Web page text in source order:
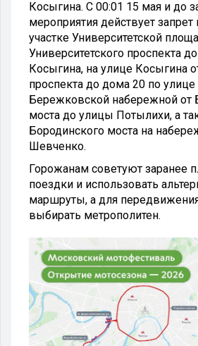
Косыгина. С 00:01 15 мая и до
мероприятия действует запрет
участке Университетской
Университетского проспекта
Косыгина, на улице Косыгина
проспекта до дома 20 по
Бережковской набережной от
моста до улицы Потылихи, а
Бородинского моста на
Шевченко.
Горожанам советуют заранее
поездки и использовать
маршруты, а для
выбирать метрополитен.